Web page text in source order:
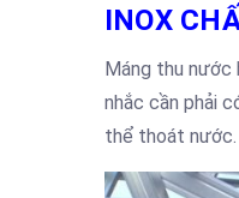
INOX
Máng thu nước
nhắc cần phải
thể thoát nước.